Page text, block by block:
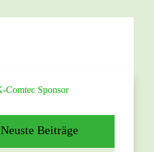
Neuste Beiträge